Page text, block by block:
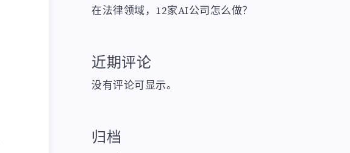
在法律领域，12家AI公司怎么做？
近期评论
没有评论可显示。
归档